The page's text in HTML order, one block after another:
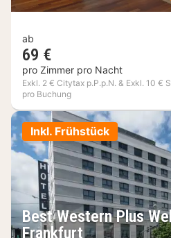
ab
69 €
pro Zimmer pro Nacht
Exkl. 2 € Citytax p.P.p.N. & Exkl. 10 €
pro Buchung
Inkl. Frühstück
Best Western Plus
Frankfurt